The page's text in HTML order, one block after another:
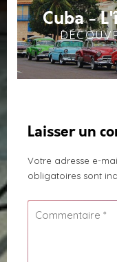
Cuba -
Laisser un
Votre adresse e-
obligatoires sont